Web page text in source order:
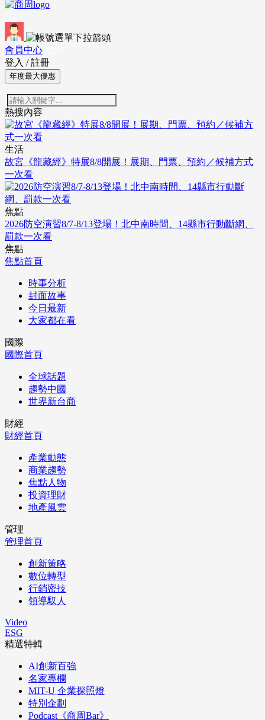
會員中心
登入 / 註冊
年度最大優惠
熱搜內容
生活
故宮《龍藏經》特展8/8開展！展期、門票、預約／候補方式
一次看
焦點
2026防空演習8/7-8/13登場！北中南時間、14縣市行動斷網、
罰款一次看
焦點
焦點首頁
時事分析
封面故事
今日最新
大家都在看
國際
國際首頁
全球話題
趨勢中國
世界新台商
財經
財經首頁
產業動態
商業趨勢
焦點人物
投資理財
地產風雲
管理
管理首頁
創新策略
數位轉型
行銷密技
領導馭人
Video
ESG
精選特輯
AI創新百強
名家專欄
MIT-U 企業探照燈
特別企劃
Podcast《商周Bar》